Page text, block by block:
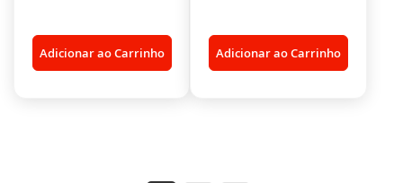
Adicionar ao Carrinho Adicionar ao Carrinho